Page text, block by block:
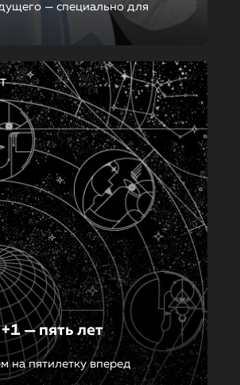
— специально для
— пять лет
на пятилетку вперед